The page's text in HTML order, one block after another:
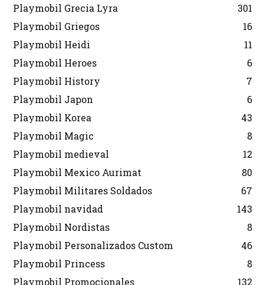
Playmobil Grecia Lyra
301
Playmobil Griegos
16
Playmobil Heidi
11
Playmobil Heroes
6
Playmobil History
7
Playmobil Japon
6
Playmobil Korea
43
Playmobil Magic
8
Playmobil medieval
12
Playmobil Mexico Aurimat
80
Playmobil Militares Soldados
67
Playmobil navidad
143
Playmobil Nordistas
8
Playmobil Personalizados Custom
46
Playmobil Princess
8
Playmobil Promocionales
132